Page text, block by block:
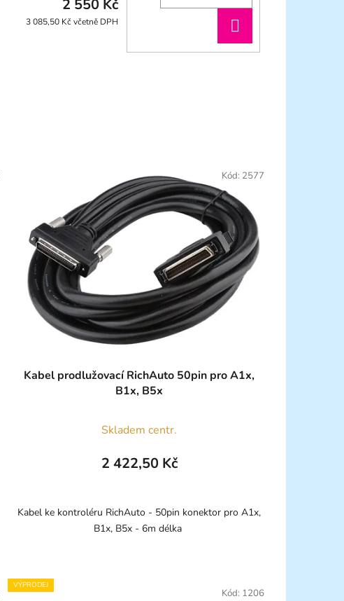
2 550 Kč
3 085,50 Kč včetně DPH
KOŠÍKU
Kabel prodlužovací RichAuto 50pin pro A1x,
B1x, B5x
Skladem centr.
2 422,50 Kč
Kabel ke kontroléru RichAuto - 50pin konektor pro A1x,
B1x, B5x - 6m délka
Kód: 2577
VÝPRODEJ
Kód: 1206